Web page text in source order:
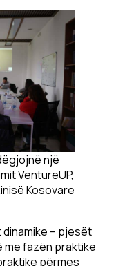
një
VentureUP,
Kosovare
– pjesët
me fazën praktike
përmes